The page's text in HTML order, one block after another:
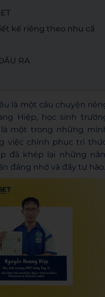
kế riêng theo nhu cầ
RA
là một câu chuyện
Hiệp, học sinh
là một trong những
việc chinh phục tri
đã khép lại những
đáng nhớ và đầy tự hào.